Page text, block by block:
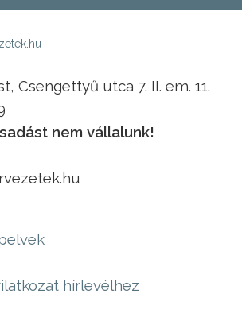
Csengettyű utca 7. II. em. 11.
nem vállalunk!
hírlevélhez